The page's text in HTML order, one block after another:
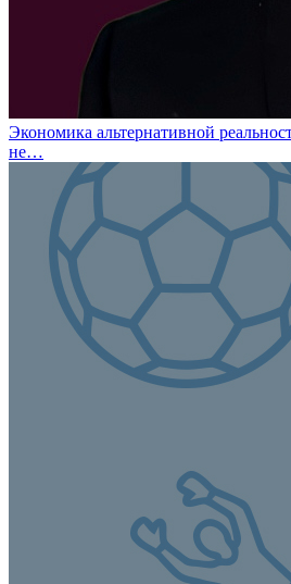
Экономика альтернативной
не…